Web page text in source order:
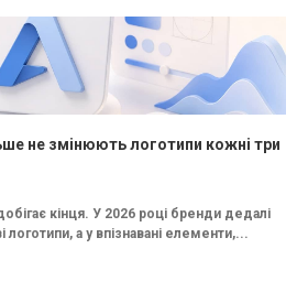
не змінюють логотипи кожні три
кінця. У 2026 році бренди дедалі
логотипи, а у впізнавані елементи,...